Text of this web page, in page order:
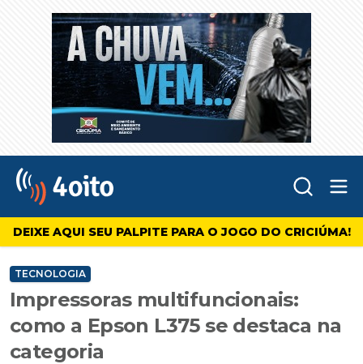
4oito
DEIXE AQUI SEU PALPITE PARA O JOGO DO CRICIÚMA!
TECNOLOGIA
Impressoras multifuncionais:
como a Epson L375 se destaca na
categoria